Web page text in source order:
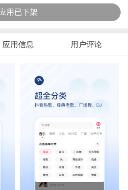
用已下架
应用信息 用户评论